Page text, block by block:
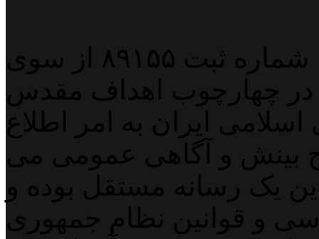
پایگاه خبری خبربین آنلاین به شماره ثبت ۸۹۱۵۵ از سوی
در چهارچوب اهداف مقدس
ایران به امر اطلاع
بینش و آگاهی عمومی می
یک رسانه مستقل بوده و
و قوانین نظام جمهوری